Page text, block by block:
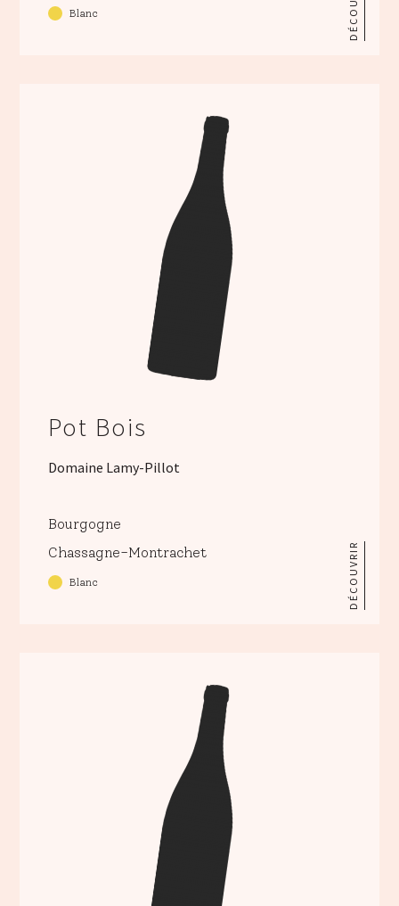
Blanc
Pot Bois
Domaine Lamy-Pillot
Bourgogne
Chassagne-Montrachet
Blanc DÉCOUVRIR